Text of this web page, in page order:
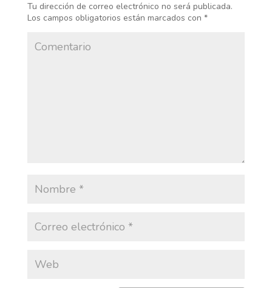
Tu dirección de correo electrónico no será publicada.
Los campos obligatorios están marcados con *